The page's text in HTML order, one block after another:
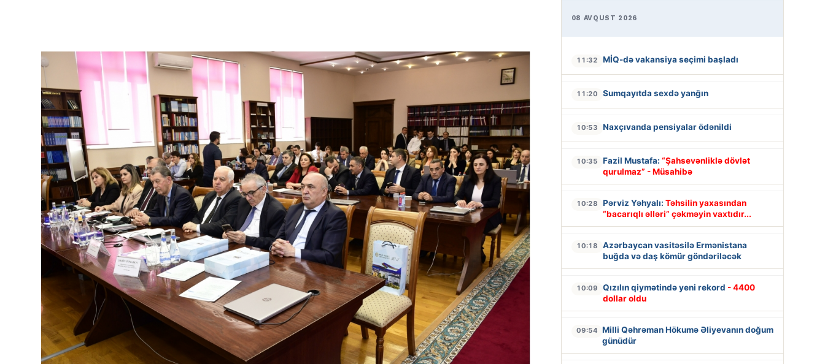
08 AVQUST 2026
11:32 MİQ-də vakansiya seçimi başladı
11:20 Sumqayıtda sexdə yanğın
10:53 Naxçıvanda pensiyalar ödənildi
10:35 Fazil Mustafa: “Şahsevənliklə dövlət
qurulmaz” - Müsahibə
10:28 Pərviz Yəhyalı: Təhsilin yaxasından
“bacarıqlı əlləri” çəkməyin vaxtıdır...
10:18
Azərbaycan vasitəsilə Ermənistana
buğda və daş kömür göndəriləcək
10:09 Qızılın qiymətində yeni rekord - 4400
dollar oldu
09:54 Milli Qəhrəman Hökumə Əliyevanın doğum
günüdür